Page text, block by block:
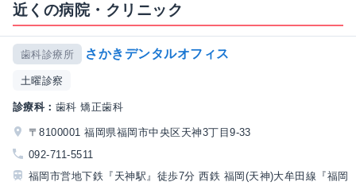
近くの病院・クリニック
歯科診療所 さかきデンタルオフィス
土曜診察
診療科： 歯科 矯正歯科
〒8100001 福岡県福岡市中央区天神3丁目9-33
092-711-5511
福岡市営地下鉄『天神駅』徒歩7分 西鉄 福岡(天神)大牟田線『福岡